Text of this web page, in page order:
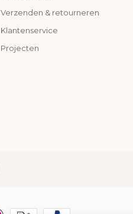
Verzenden & retourneren
Klantenservice
Projecten